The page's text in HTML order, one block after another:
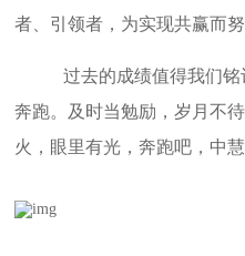
者、引领者，为实现共赢而努
过去的成绩值得我们铭
奔跑。及时当勉励，岁月不
火，眼里有光，奔跑吧，中慧